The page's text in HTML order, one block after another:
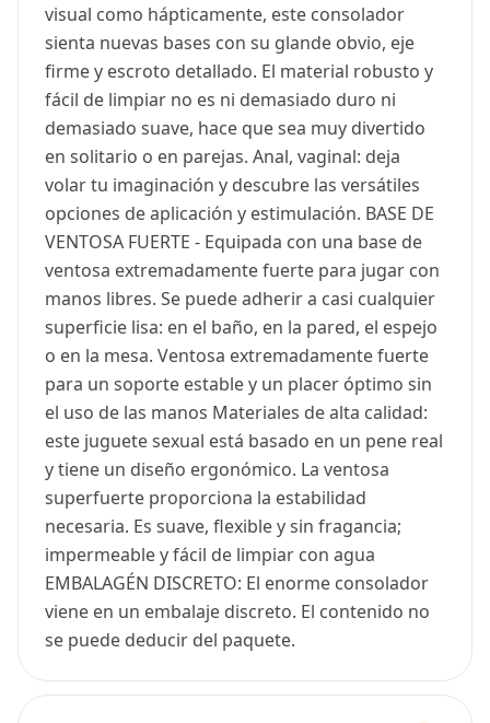
visual como hápticamente, este consolador
sienta nuevas bases con su glande obvio, eje
firme y escroto detallado. El material robusto y
fácil de limpiar no es ni demasiado duro ni
demasiado suave, hace que sea muy divertido
en solitario o en parejas. Anal, vaginal: deja
volar tu imaginación y descubre las versátiles
opciones de aplicación y estimulación. BASE DE
VENTOSA FUERTE - Equipada con una base de
ventosa extremadamente fuerte para jugar con
manos libres. Se puede adherir a casi cualquier
superficie lisa: en el baño, en la pared, el espejo
o en la mesa. Ventosa extremadamente fuerte
para un soporte estable y un placer óptimo sin
el uso de las manos Materiales de alta calidad:
este juguete sexual está basado en un pene real
y tiene un diseño ergonómico. La ventosa
superfuerte proporciona la estabilidad
necesaria. Es suave, flexible y sin fragancia;
impermeable y fácil de limpiar con agua
EMBALAGÉN DISCRETO: El enorme consolador
viene en un embalaje discreto. El contenido no
se puede deducir del paquete.